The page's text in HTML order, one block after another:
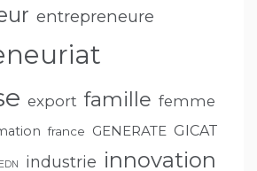
entrepreneure
export famille femme
france GENERATE GICAT
industrie innovation